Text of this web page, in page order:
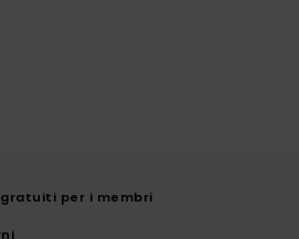
per i membri